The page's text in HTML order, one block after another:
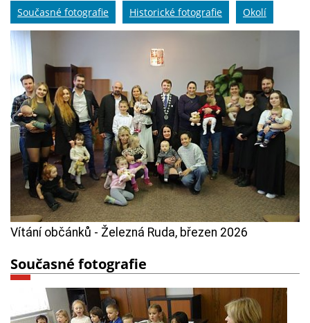
Současné fotografie Historické fotografie Okolí
Vítání občánků - Železná Ruda, březen 2026
Současné fotografie